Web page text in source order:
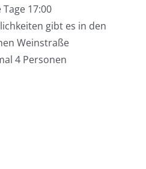
17:00
gibt es in den
Weinstraße
4 Personen